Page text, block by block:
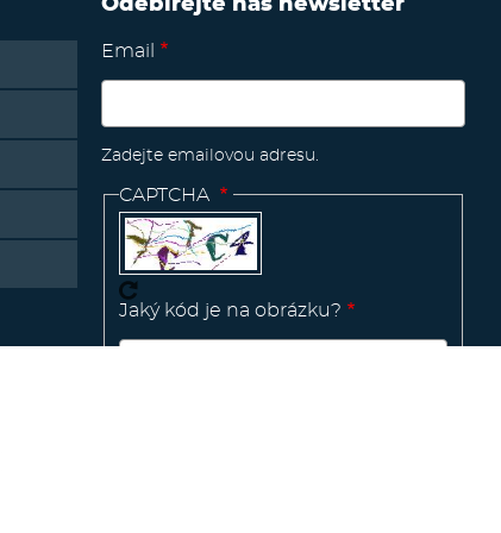
Email
Zadejte emailovou adresu.
CAPTCHA
Jaký kód je na obrázku?